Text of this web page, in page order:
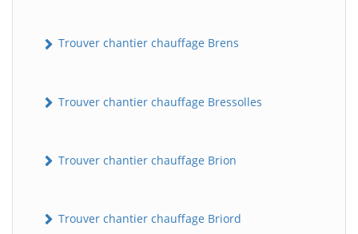
Trouver chantier chauffage Brens
Trouver chantier chauffage Bressolles
Trouver chantier chauffage Brion
Trouver chantier chauffage Briord